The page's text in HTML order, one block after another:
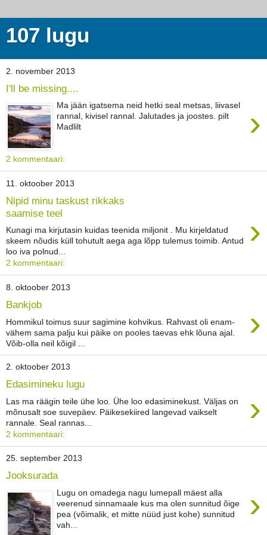
107 lugu
2. november 2013
I'll be missing....
›
Ma jään igatsema neid hetki seal metsas, liivasel
rannal, kivisel rannal. Jalutades ja joostes. pilt
Madlilt
2 kommentaari:
11. oktoober 2013
Nipid minu taskust rikkaks
saamise teel
›
Kunagi ma kirjutasin kuidas teenida miljonit . Mu kirjeldatud
skeem nõudis küll tohutult aega aga lõpp tulemus toimib. Antud
loo iva polnud...
2 kommentaari:
8. oktoober 2013
Bankjob ›
Hommikul toimus suur sagimine kohvikus. Rahvast oli enam-
vähem sama palju kui päike on pooles taevas ehk lõuna ajal.
Võib-olla neil kõigil ...
2. oktoober 2013
Edasimineku lugu
›
Las ma räägin teile ühe loo. Ühe loo edasiminekust. Väljas on
mõnusalt soe suvepäev. Päikesekiired langevad vaikselt
rannale. Seal rannas...
2 kommentaari:
25. september 2013
Jooksurada
›
Lugu on omadega nagu lumepall mäest alla
veerenud sinnamaale kus ma olen sunnitud õige
pea (võimalik, et mitte nüüd just kohe) sunnitud
vah...